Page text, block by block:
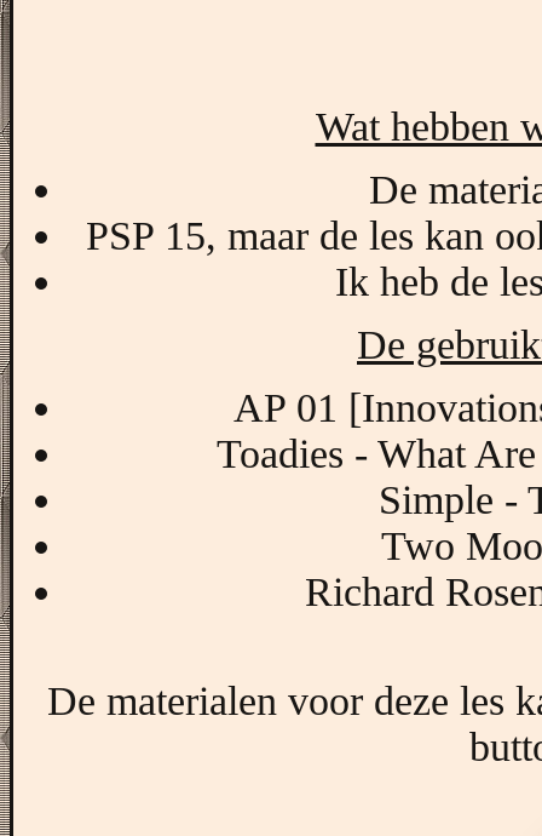
Wat hebben
De
PSP 15, maar de les kan
Ik heb de
De
AP 01
Toadies - What
Simple -
Two
Richard
De materialen voor deze les